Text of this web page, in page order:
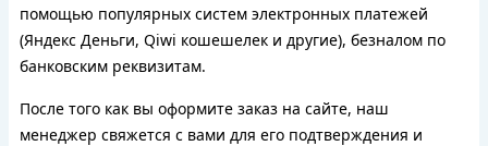
помощью популярных систем электронных платежей
(Яндекс Деньги, Qiwi кошешелек и другие), безналом по
банковским реквизитам.
После того как вы оформите заказ на сайте, наш
менеджер свяжется с вами для его подтверждения и